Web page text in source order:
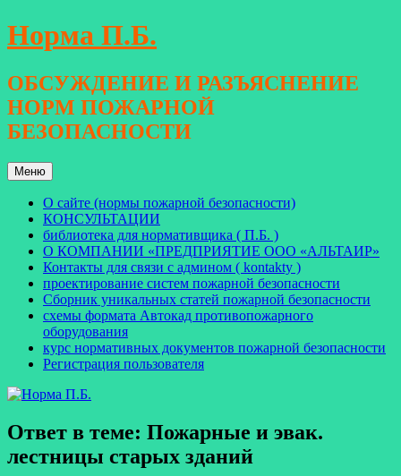
Перейти
к
Норма П.Б.
ОБСУЖДЕНИЕ И РАЗЪЯСНЕНИЕ
НОРМ ПОЖАРНОЙ
БЕЗОПАСНОСТИ
Меню
О сайте (нормы пожарной безопасности)
КОНСУЛЬТАЦИИ
библиотека для нормативщика ( П.Б. )
О КОМПАНИИ «ПРЕДПРИЯТИЕ ООО «АЛЬТАИР»
Контакты для связи с админом ( kontakty )
проектирование систем пожарной безопасности
Сборник уникальных статей пожарной безопасности
схемы формата Автокад противопожарного
оборудования
курс нормативных документов пожарной безопасности
Регистрация пользователя
Ответ в теме: Пожарные и эвак.
лестницы старых зданий